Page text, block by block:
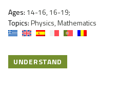
Ages: 14-16, 16-19;
Topics:Physics, Mathematics
UNDERSTAND